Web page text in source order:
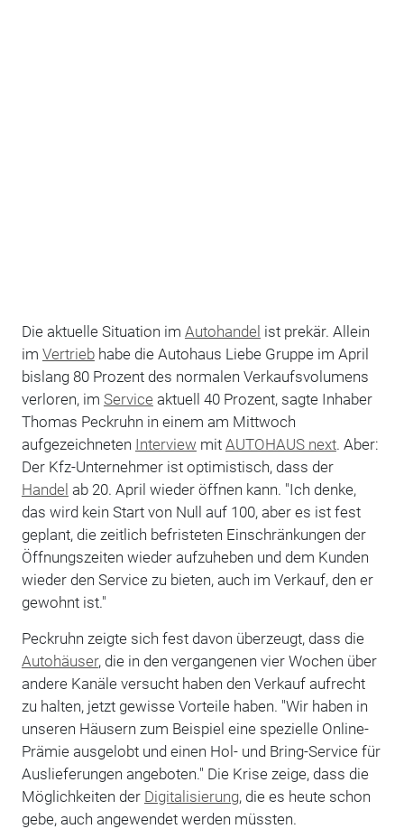
Die aktuelle Situation im Autohandel ist prekär. Allein
im Vertriebhabe die Autohaus Liebe Gruppe im April
bislang 80 Prozent des normalen Verkaufsvolumens
verloren, im Service aktuell 40 Prozent, sagte Inhaber
Thomas Peckruhn in einem am Mittwoch
aufgezeichneten Interview mit AUTOHAUS next. Aber:
Der Kfz-Unternehmer ist optimistisch, dass der
Handel ab 20. April wieder öffnen kann. "Ich denke,
das wird kein Start von Null auf 100, aber es ist fest
geplant, die zeitlich befristeten Einschränkungen der
Öffnungszeiten wieder aufzuheben und dem Kunden
wieder den Service zu bieten, auch im Verkauf, den er
gewohnt ist."
Peckruhn zeigte sich fest davon überzeugt, dass die
Autohäuser, die in den vergangenen vier Wochen über
andere Kanäle versucht haben den Verkauf aufrecht
zu halten, jetzt gewisse Vorteile haben. "Wir haben in
unseren Häusern zum Beispiel eine spezielle Online-
Prämie ausgelobt und einen Hol- und Bring-Service für
Auslieferungen angeboten." Die Krise zeige, dass die
Möglichkeiten der Digitalisierung, die es heute schon
gebe, auch angewendet werden müssten.